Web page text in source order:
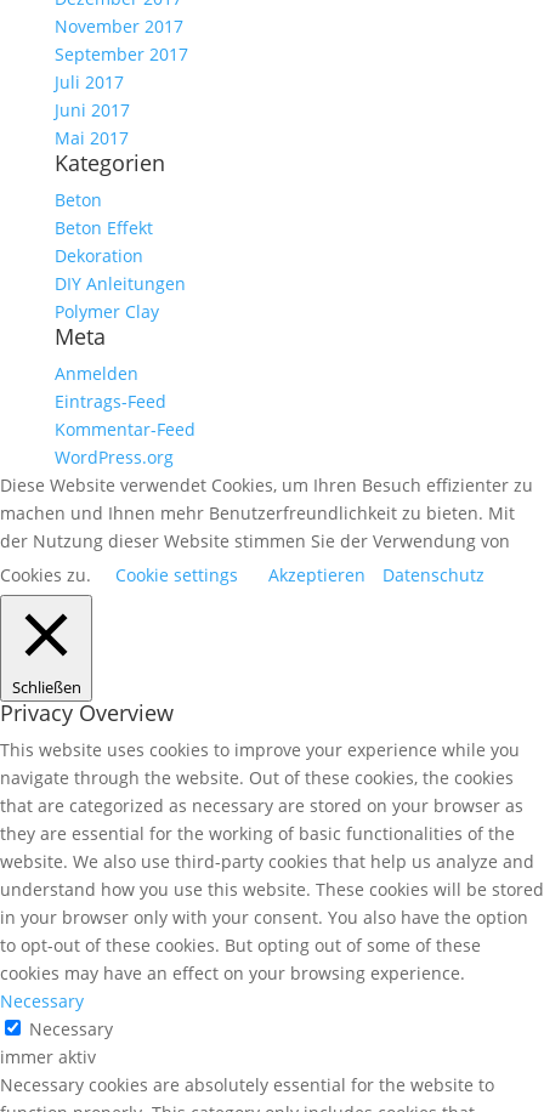
November 2017
September 2017
Juli 2017
Juni 2017
Mai 2017
Kategorien
Beton
Beton Effekt
Dekoration
DIY Anleitungen
Polymer Clay
Meta
Anmelden
Eintrags-Feed
Kommentar-Feed
WordPress.org
Diese Website verwendet Cookies, um Ihren Besuch effizienter zu
machen und Ihnen mehr Benutzerfreundlichkeit zu bieten. Mit
der Nutzung dieser Website stimmen Sie der Verwendung von
Cookies zu.
Cookie settings Akzeptieren Datenschutz
Schließen
Privacy Overview
This website uses cookies to improve your experience while you
navigate through the website. Out of these cookies, the cookies
that are categorized as necessary are stored on your browser as
they are essential for the working of basic functionalities of the
website. We also use third-party cookies that help us analyze and
understand how you use this website. These cookies will be stored
in your browser only with your consent. You also have the option
to opt-out of these cookies. But opting out of some of these
cookies may have an effect on your browsing experience.
Necessary
Necessary
immer aktiv
Necessary cookies are absolutely essential for the website to